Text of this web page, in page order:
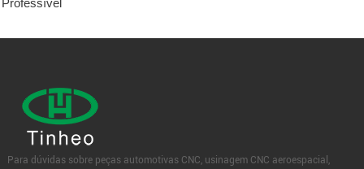
Professível
Para dúvidas sobre peças automotivas CNC, usinagem CNC aeroespacial,